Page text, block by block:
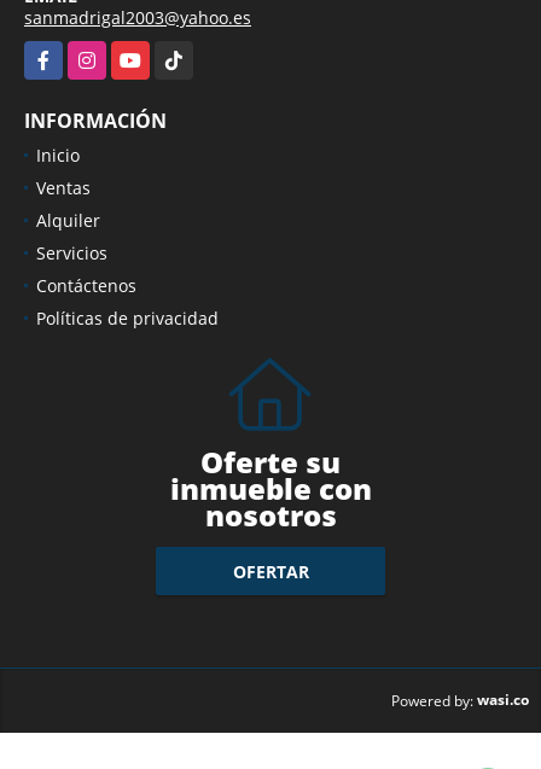
sanmadrigal2003@yahoo.es
FacebookInstagramYouTubeTikTok
INFORMACIÓN
Inicio
Ventas
Alquiler
Servicios
Contáctenos
Políticas de privacidad
Oferte su
inmueble con
nosotros
OFERTAR
Powered by:wasi.co